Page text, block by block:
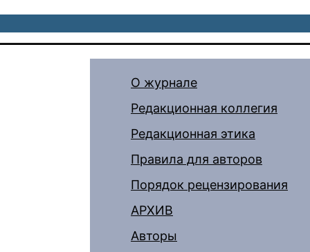
О журнале
Редакционная коллегия
Редакционная этика
Правила для авторов
Порядок рецензирования
АРХИВ
Авторы